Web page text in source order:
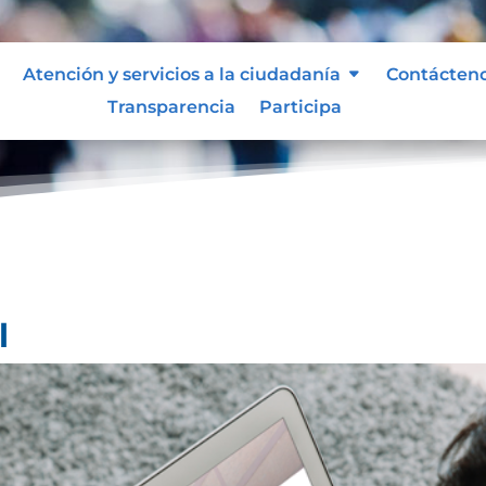
Atención y servicios a la ciudadanía
Transparencia
Participa